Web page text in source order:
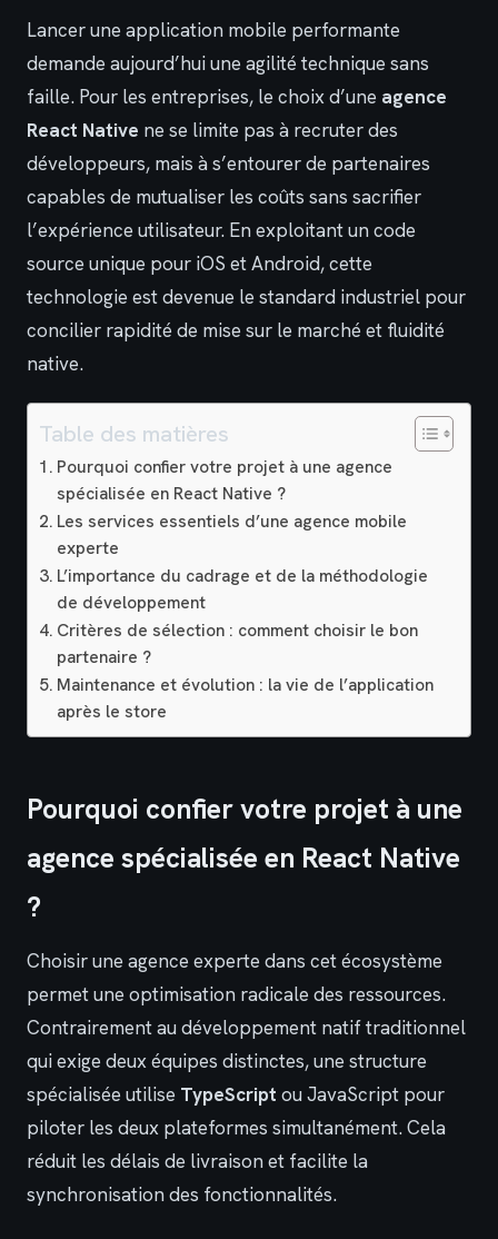
Lancer une application mobile performante
demande aujourd’hui une agilité technique sans
faille. Pour les entreprises, le choix d’une agence
React Native ne se limite pas à recruter des
développeurs, mais à s’entourer de partenaires
capables de mutualiser les coûts sans sacrifier
l’expérience utilisateur. En exploitant un code
source unique pour iOS et Android, cette
technologie est devenue le standard industriel pour
concilier rapidité de mise sur le marché et fluidité
native.
Table des matières
Pourquoi confier votre projet à une agence
spécialisée en React Native ?
Les services essentiels d’une agence mobile
experte
L’importance du cadrage et de la méthodologie
de développement
Critères de sélection : comment choisir le bon
partenaire ?
Maintenance et évolution : la vie de l’application
après le store
Pourquoi confier votre projet à une
agence spécialisée en React Native
?
Choisir une agence experte dans cet écosystème
permet une optimisation radicale des ressources.
Contrairement au développement natif traditionnel
qui exige deux équipes distinctes, une structure
spécialisée utilise TypeScript ou JavaScript pour
piloter les deux plateformes simultanément. Cela
réduit les délais de livraison et facilite la
synchronisation des fonctionnalités.